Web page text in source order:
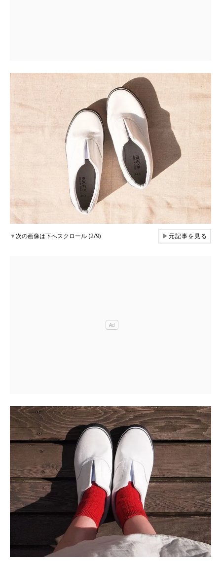
▼次の画像は下へスクロール (2/9) ▶元記事を見る